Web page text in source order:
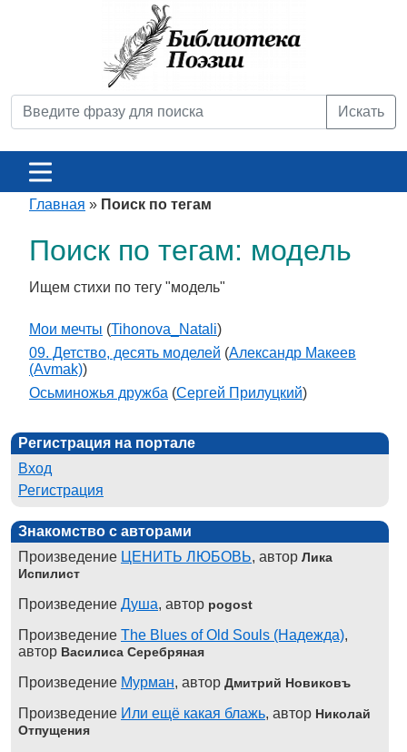
Искать
Главная » Поиск по тегам
Поиск по тегам: модель
Ищем стихи по тегу "модель"
Мои мечты (Tihonova_Natali)
09. Детство, десять моделей (Александр Макеев
(Avmak))
Осьминожья дружба (Сергей Прилуцкий)
Регистрация на портале
Вход
Регистрация
Знакомство с авторами
Произведение ЦЕНИТЬ ЛЮБОВЬ, автор Лика
Испилист
Произведение Душа, автор pogost
Произведение The Blues of Old Souls (Надежда),
автор Василиса Серебряная
Произведение Мурман, автор Дмитрий Новиковъ
Произведение Или ещё какая блажь, автор Николай
Отпущения